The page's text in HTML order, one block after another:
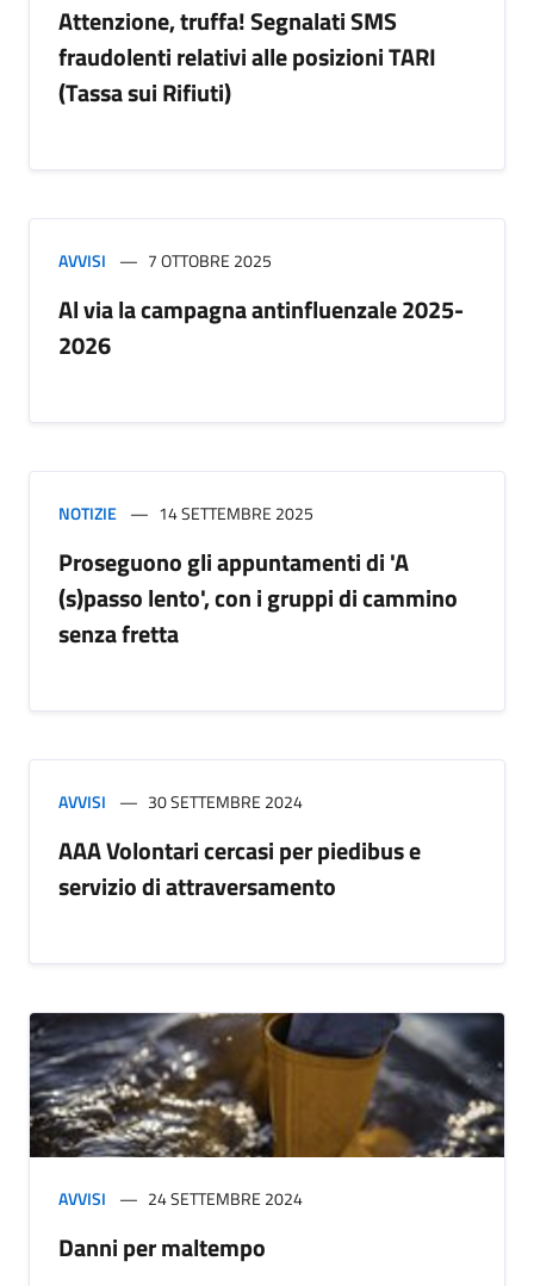
Attenzione, truffa! Segnalati SMS
fraudolenti relativi alle posizioni TARI
(Tassa sui Rifiuti)
AVVISI 7 OTTOBRE 2025
Al via la campagna antinfluenzale 2025-
2026
NOTIZIE 14 SETTEMBRE 2025
Proseguono gli appuntamenti di 'A
(s)passo lento', con i gruppi di cammino
senza fretta
AVVISI 30 SETTEMBRE 2024
AAA Volontari cercasi per piedibus e
servizio di attraversamento
AVVISI 24 SETTEMBRE 2024
Danni per maltempo